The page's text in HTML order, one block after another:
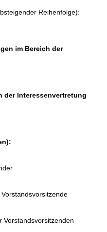
Reihenfolge):
im Bereich der
der Interessenvertretung
Vorstandsvorsitzenden